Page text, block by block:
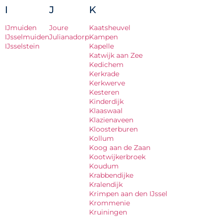
I
IJmuiden
IJsselmuiden
IJsselstein
J
Joure
Julianadorp
K
Kaatsheuvel
Kampen
Kapelle
Katwijk aan Zee
Kedichem
Kerkrade
Kerkwerve
Kesteren
Kinderdijk
Klaaswaal
Klazienaveen
Kloosterburen
Kollum
Koog aan de Zaan
Kootwijkerbroek
Koudum
Krabbendijke
Kralendijk
Krimpen aan den IJssel
Krommenie
Kruiningen